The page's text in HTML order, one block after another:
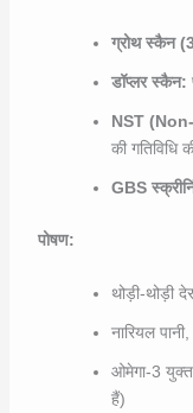
ग्रोथ स्कैन
डॉप्लर स्कैन:
NST
की गतिविधि
GBS
पोषण:
थोड़ी-थोड़ी
नारियल
ओमेगा-3 युक्त
हैं)